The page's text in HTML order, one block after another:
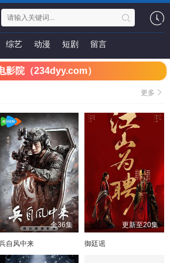
综艺 动漫 短剧 留言
影院（234dyy.com）
更多
全36集
自风中来
更新至20集
御廷谣